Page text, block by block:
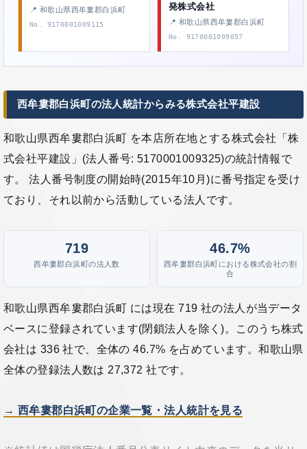
📍 和歌山県西牟婁郡白浜町
No. 9170001009115
発株式会社
📍 和歌山県西牟婁郡白浜町
No. 9170001009057
西牟婁郡白浜町の法人統計からみる株式会社平建設
和歌山県西牟婁郡白浜町 を本店所在地とする株式会社「株
式会社平建設」(法人番号: 5170001009325)の統計情報で
す。 法人番号制度の開始時(2015年10月)に番号指定を受け
ており、それ以前から活動している法人です。
719
西牟婁郡白浜町の法人数
46.7%
西牟婁郡白浜町における株式会社の割
合
和歌山県西牟婁郡白浜町 には現在 719 社の法人が当データ
ベースに登録されています(閉鎖法人を除く)。このうち株式
会社は 336 社で、全体の 46.7% を占めています。和歌山県
全体の登録法人数は 27,372 社です。
→ 西牟婁郡白浜町の企業一覧・法人統計を見る